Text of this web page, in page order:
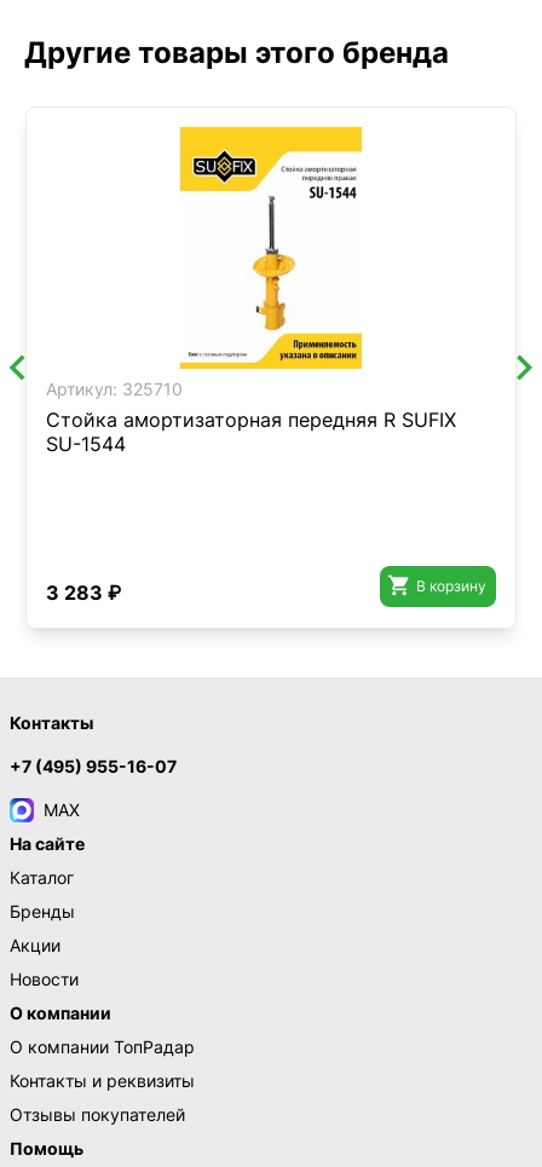
Другие товары этого бренда
Артикул: 325710
Стойка амортизаторная передняя R SUFIX
SU-1544
3 283 ₽  В корзину
Контакты
+7 (495) 955-16-07
MAX
На сайте
Каталог
Бренды
Акции
Новости
О компании
О компании ТопРадар
Контакты и реквизиты
Отзывы покупателей
Помощь